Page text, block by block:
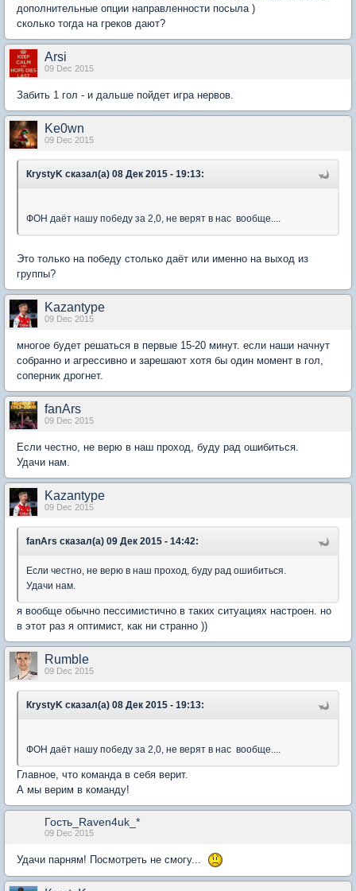
дополнительные опции направленности посыла )
сколько тогда на греков дают?
Arsi
09 Dec 2015
Забить 1 гол - и дальше пойдет игра нервов.
Ke0wn
09 Dec 2015
КrystyK сказал(а) 08 Дек 2015 - 19:13:
ФОН даёт нашу победу за 2,0, не верят в нас вообще....
Это только на победу столько даёт или именно на выход из
группы?
Kazantype
09 Dec 2015
многое будет решаться в первые 15-20 минут. если наши начнут
собранно и агрессивно и зарешают хотя бы один момент в гол,
соперник дрогнет.
fanArs
09 Dec 2015
Если честно, не верю в наш проход, буду рад ошибиться.
Удачи нам.
Kazantype
09 Dec 2015
fanArs сказал(а) 09 Дек 2015 - 14:42:
Если честно, не верю в наш проход, буду рад ошибиться.
Удачи нам.
я вообще обычно пессимистично в таких ситуациях настроен. но
в этот раз я оптимист, как ни странно ))
Rumble
09 Dec 2015
КrystyK сказал(а) 08 Дек 2015 - 19:13:
ФОН даёт нашу победу за 2,0, не верят в нас вообще....
Главное, что команда в себя верит.
А мы верим в команду!
Гость_Raven4uk_*
09 Dec 2015
Удачи парням! Посмотреть не смогу...